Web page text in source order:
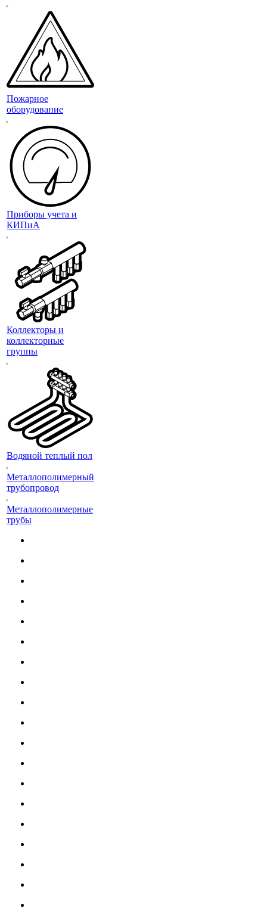
Пожарное
оборудование
Приборы учета и
КИПиА
Коллекторы и
коллекторные
группы
Водяной теплый пол
Металлополимерный
трубопровод
Металлополимерные
трубы